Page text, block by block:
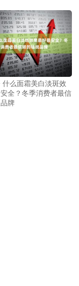
什么面霜美白淡斑效
全？冬季消费者最信
牌